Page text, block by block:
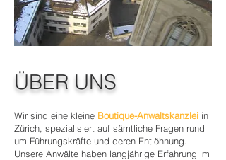
ÜBER UNS
Wir sind eine kleine Boutique-Anwaltskanzlei in
Zürich, spezialisiert auf sämtliche Fragen rund
um Führungskräfte und deren Entlöhnung.
Unsere Anwälte haben langjährige Erfahrung im